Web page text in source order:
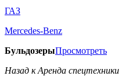
ГАЗ
Mercedes-Benz
БульдозерыПросмотреть
Назад к Аренда спецтехники